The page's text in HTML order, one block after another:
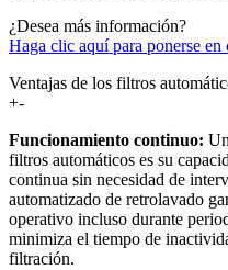
¿Desea más información?
Haga clic aquí para ponerse en
Ventajas de los filtros
+-
Funcionamiento continuo:
filtros automáticos es su
continua sin necesidad de
automatizado de retrolavado
operativo incluso durante
minimiza el tiempo de
filtración.